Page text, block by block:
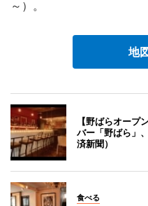
～）。
地
【野ばらオープ
バー「野ばら」
済新聞）
食べる